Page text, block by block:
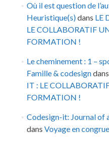
Où il est question de
Heuristique(s)dans LE
LE COLLABORATIF
FORMATION !
Le cheminement : 1 –
Famille & codesigndans
IT : LE
FORMATION !
Codesign-it: Journal of
dans Voyage en